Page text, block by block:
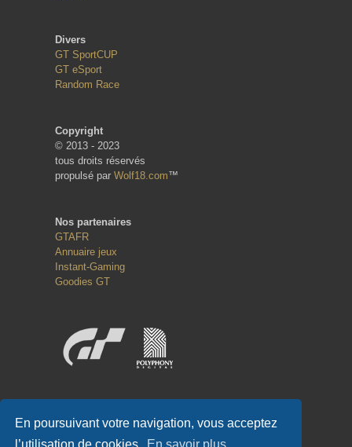
En poursuivant votre navigation, vous acceptez
Divers
GT SportCUP
GT eSport
Random Race
Copyright
© 2013 - 2023
tous droits réservés
propulsé par Wolf18.com™
Nos partenaires
GTAFR
Annuaire jeux
Instant-Gaming
Goodies GT